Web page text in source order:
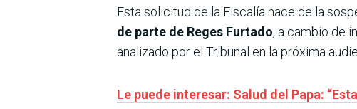
Esta solicitud de la Fiscalía nace de la
de parte de Reges Furtado, a cambio de
analizado por el Tribunal en la próxima
Le puede interesar: Salud del Papa: